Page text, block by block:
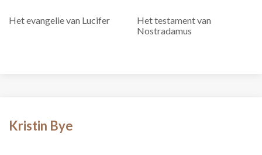
Het evangelie van Lucifer
Het testament van
Nostradamus
Kristin Bye